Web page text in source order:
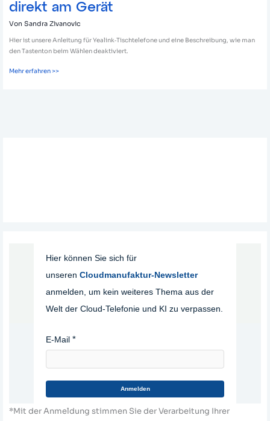
direkt am Gerät
VonSandra Zivanovic
Hier ist unsere Anleitung für Yealink‑Tischtelefone und eine Beschreibung, wie man
den Tastenton beim Wählen deaktiviert.
Mehr erfahren >>
Hier können Sie sich für
unseren Cloudmanufaktur-Newsletter
anmelden, um kein weiteres Thema aus der
Welt der Cloud-Telefonie und KI zu verpassen.
E-Mail
Anmelden
*Mit der Anmeldung stimmen Sie der Verarbeitung Ihrer